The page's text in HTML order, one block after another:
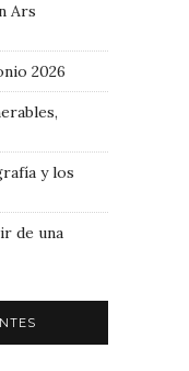
Ars
2026
y los
de una